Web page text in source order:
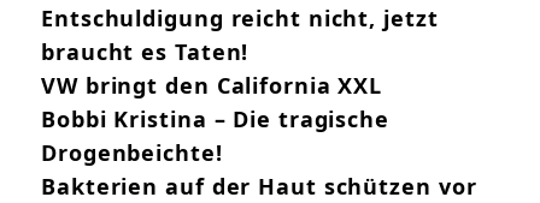
Entschuldigung reicht nicht, jetzt
braucht es Taten!
VW bringt den California XXL
Bobbi Kristina – Die tragische
Drogenbeichte!
Bakterien auf der Haut schützen vor